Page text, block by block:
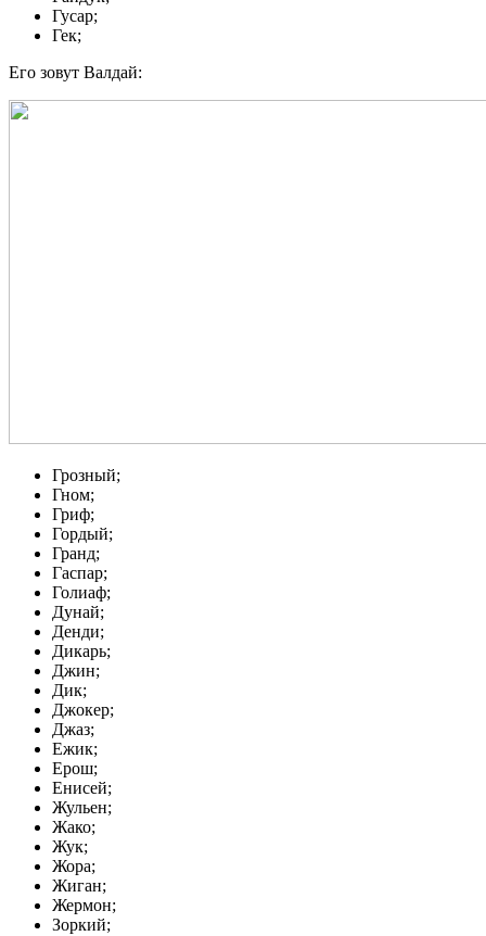
Гусар;
Гек;
Его зовут Валдай:
Грозный;
Гном;
Гриф;
Гордый;
Гранд;
Гаспар;
Голиаф;
Дунай;
Денди;
Дикарь;
Джин;
Дик;
Джокер;
Джаз;
Ежик;
Ерош;
Енисей;
Жульен;
Жако;
Жук;
Жора;
Жиган;
Жермон;
Зоркий;